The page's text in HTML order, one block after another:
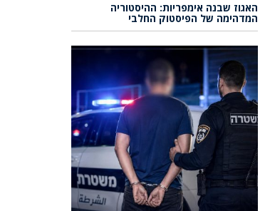
האגוז שבנה אימפריות: ההיסטוריה
המדהימה של הפיסטוק החלבי